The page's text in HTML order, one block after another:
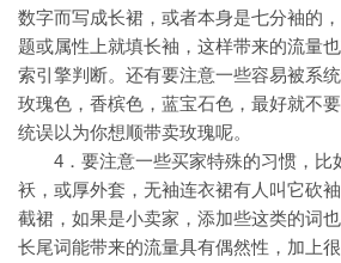
数字而写成长裙，或者本身是七分袖的
题或属性上就填长袖，这样带来的流量
索引擎判断。还有要注意一些容易被系
玫瑰色，香槟色，蓝宝石色，最好就不
统误以为你想顺带卖玫瑰呢。
4．要注意一些买家特殊的习惯，比
袄，或厚外套，无袖连衣裙有人叫它砍
截裙，如果是小卖家，添加些这类的词
长尾词能带来的流量具有偶然性，加上